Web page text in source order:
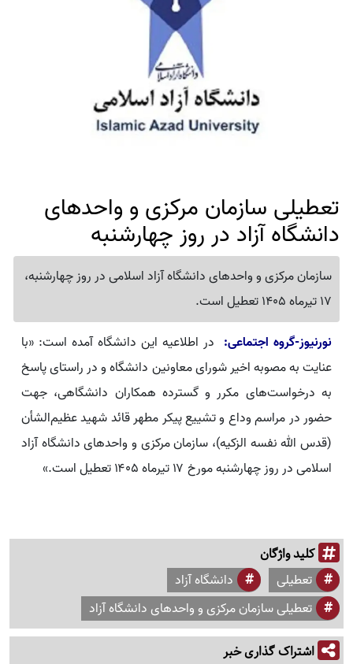
تعطیلی سازمان مرکزی و واحدهای
دانشگاه آزاد در روز چهارشنبه
سازمان مرکزی و واحدهای دانشگاه آزاد اسلامی در روز چهارشنبه،
17 تیرماه 1405 تعطیل است.
نورنیوز-گروه اجتماعی: در اطلاعیه‌ این دانشگاه آمده است: «با
عنایت به مصوبه اخیر شورای معاونین دانشگاه و در راستای پاسخ
به درخواست‌های مکرر و گسترده همکاران دانشگاهی، جهت
حضور در مراسم وداع و تشییع پیکر مطهر قائد شهید عظیم‌الشأن
(قدس الله نفسه الزکیه)، سازمان مرکزی و واحدهای دانشگاه آزاد
اسلامی در روز چهارشنبه مورخ ۱۷ تیرماه ۱۴۰۵ تعطیل است.»
کلید واژگان
تعطیلی
دانشگاه آزاد
تعطیلی سازمان مرکزی و واحدهای دانشگاه آزاد
اشتراک گذاری خبر